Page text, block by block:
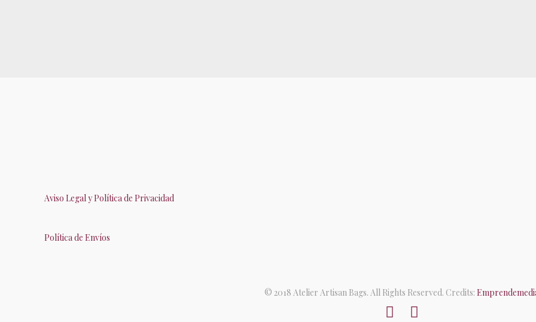
Aviso Legal y Política de Privacidad
Política de Envíos
© 2018 Atelier Artisan Bags. All Rights Reserved. Credits: